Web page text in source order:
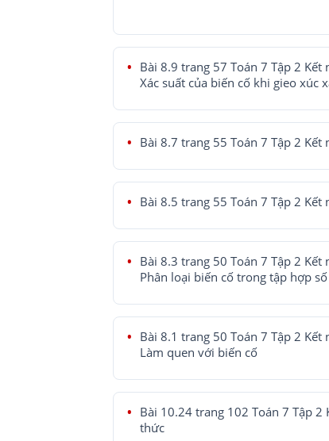
Bài 8.9 trang 57 Toán 7 Tập 2 Kết
Xác suất của biến cố khi gieo xúc
Bài 8.7 trang 55 Toán 7 Tập 2
Bài 8.5 trang 55 Toán 7 Tập 2
Bài 8.3 trang 50 Toán 7 Tập 2 Kết
Phân loại biến cố trong tập hợp số
Bài 8.1 trang 50 Toán 7 Tập 2 Kết
Làm quen với biến cố
Bài 10.24 trang 102 Toán 7 Tập 2
thức